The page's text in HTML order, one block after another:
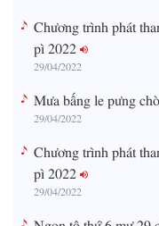
Chương trình phát
pì 2022
29/04/2022
Mưa bấng le pưng
29/04/2022
Chương trình phát
pì 2022
29/04/2022
Ngon tô thứ 6 mự 29